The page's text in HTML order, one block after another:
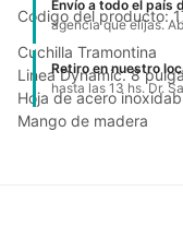
Envío a todo el país
agencia que elijas.
Retiro en nuestro
hasta las 13 hs. Dr.
Código del producto:
Cuchilla Tramontina
Linea Dynamic. 8
Hoja de acero
Mango de madera